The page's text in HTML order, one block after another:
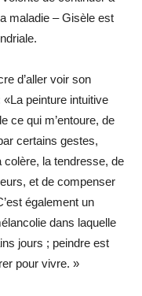
maladie – Gisèle est
d’aller voir son
peinture intuitive
ce qui m’entoure, de
certains gestes,
colère, la tendresse, de
et de compenser
également un
dans laquelle
jours ; peindre est
pour vivre. »